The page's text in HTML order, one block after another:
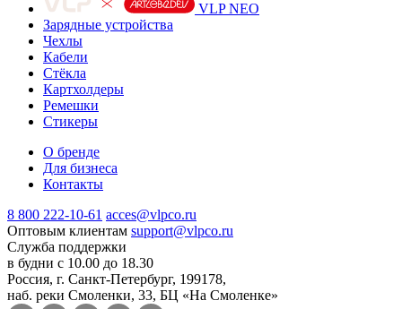
VLP NEO
Зарядные устройства
Чехлы
Кабели
Cтёкла
Картхолдеры
Ремешки
Стикеры
О бренде
Для бизнеса
Контакты
8 800 222-10-61 acces@vlpco.ru
Оптовым клиентам support@vlpco.ru
Служба поддержки
в будни с 10.00 до 18.30
Россия, г. Санкт-Петербург, 199178,
наб. реки Смоленки, 33, БЦ «На Смоленке»